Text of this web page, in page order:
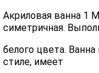
Акриловая ванна 1
симетричная.
белого цвета.
стиле, имеет